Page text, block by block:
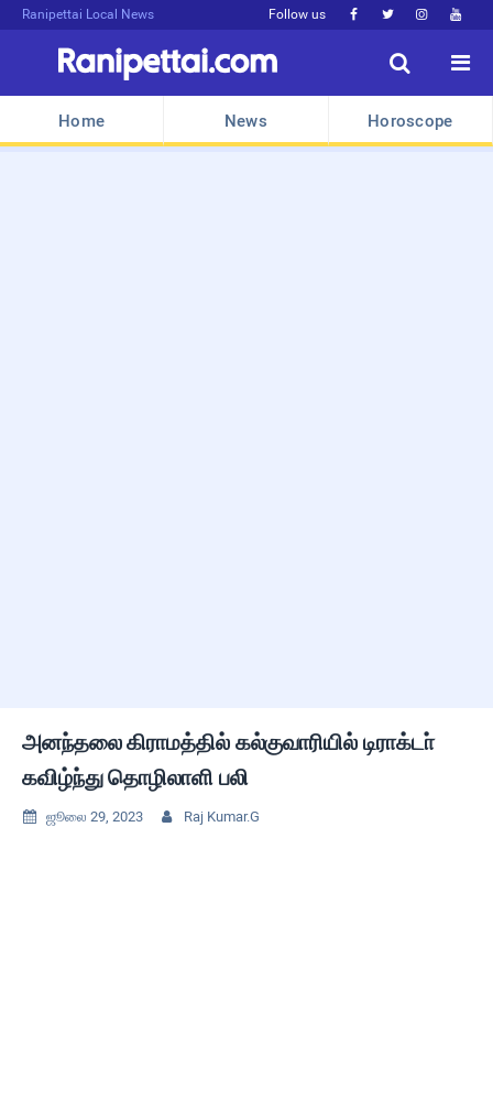
Ranipettai Local News Follow us    


Home News Horoscope
அனந்தலை கிராமத்தில் கல்குவாரியில் டிராக்டா்
கவிழ்ந்து தொழிலாளி பலி
 ஜூலை 29, 2023  Raj Kumar.G